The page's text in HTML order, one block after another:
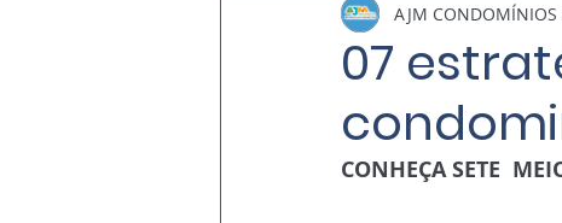
07
AJM
CONHEÇA SETE